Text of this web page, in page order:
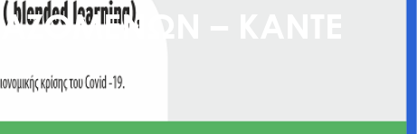
– ΚΑΝΤΕ